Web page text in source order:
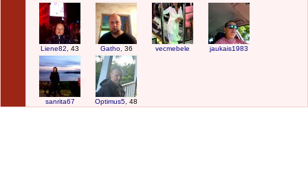
Liene82 , 43 Gatho, 36 vecmebele jaukais1983
sanrita67 Optimus5 , 48